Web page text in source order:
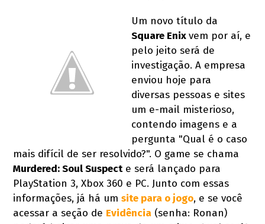
Um novo título da
Square Enixvem por aí, e
pelo jeito será de
investigação. A empresa
enviou hoje para
diversas pessoas e sites
um e-mail misterioso,
contendo imagens e a
pergunta "Qual é o caso
mais difícil de ser resolvido?". O game se chama
Murdered: Soul Suspecte será lançado para
PlayStation 3, Xbox 360 e PC. Junto com essas
informações, já há umsite para o jogo, e se você
acessar a seção de Evidência (senha: Ronan)